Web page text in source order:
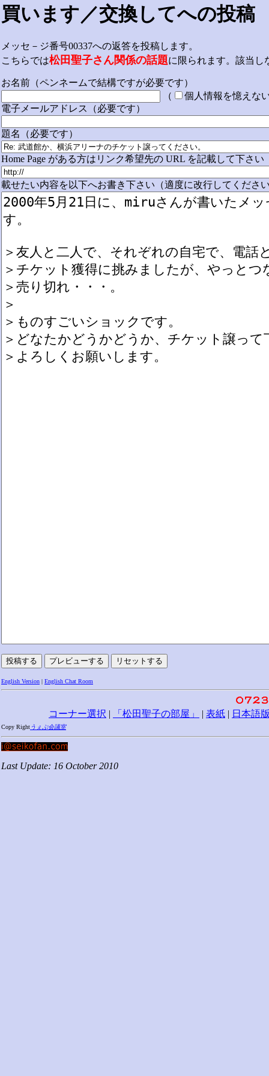
買います／交換してへの投稿
メッセ－ジ番号00337への返答を投稿します。
こちらでは松田聖子さん関係の話題に限られます。該当し
お名前（ペンネームで結構ですが必要です）
（
個人情報を憶えな
電子メールアドレス（必要です）
題名（必要です）
Home Page がある方はリンク希望先の URL を記載して下さい
載せたい内容を以下へお書き下さい（適度に改行してくださ
English Version English Chat Room
コーナー選択 | 「松田聖子の部屋」 | 表紙 | 日本語
Copy Right うぇぶ会議室
Last Update: 16 October 2010